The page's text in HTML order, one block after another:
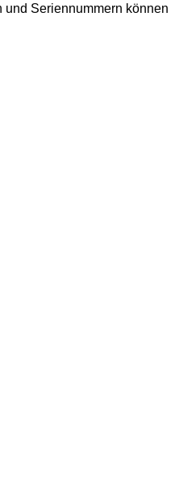
und Seriennummern können